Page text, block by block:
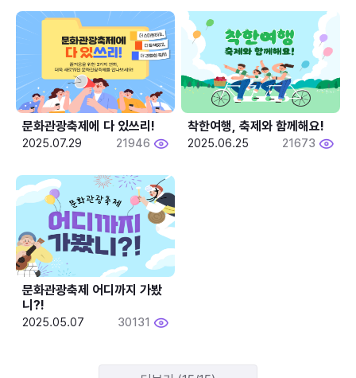
문화관광축제에 다 있쓰리!
2025.07.29 21946
착한여행, 축제와 함께해요!
2025.06.25 21673
문화관광축제 어디까지 가봤
니?!
2025.05.07 30131